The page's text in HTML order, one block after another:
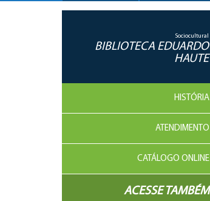
Sociocultural
BIBLIOTECA EDUARDO
HAUTE
HISTÓRIA
ATENDIMENTO
CATÁLOGO ONLINE
ACESSE TAMBÉM